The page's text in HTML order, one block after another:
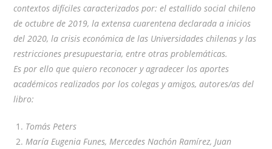
contextos difíciles caracterizados por: el estallido social chileno
de octubre de 2019, la extensa cuarentena declarada a inicios
del 2020, la crisis económica de las Universidades chilenas y las
restricciones presupuestaria, entre otras problemáticas.
Es por ello que quiero reconocer y agradecer los aportes
académicos realizados por los colegas y amigos, autores/as del
libro:
Tomás Peters
María Eugenia Funes, Mercedes Nachón Ramírez, Juan